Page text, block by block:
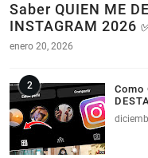
Saber QUIEN ME
INSTAGRAM 2026
enero 20, 2026
Como